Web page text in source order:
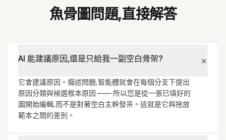
魚骨圖問題,直接解答
AI 能建議原因,還是只給我一副空白骨架? +
它會建議原因。描述問題,智能體就會在每個分支下提出
原因分類與候選根本原因 —— 所以您是從一張已填好的
圖開始編輯,而不是對著空白主幹發呆。這就是它與拖放
範本之間的差別。